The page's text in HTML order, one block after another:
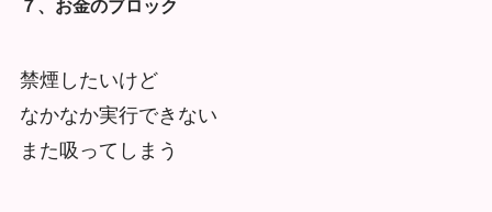
７、お金のブロック
禁煙したいけど
なかなか実行できない
また吸ってしまう